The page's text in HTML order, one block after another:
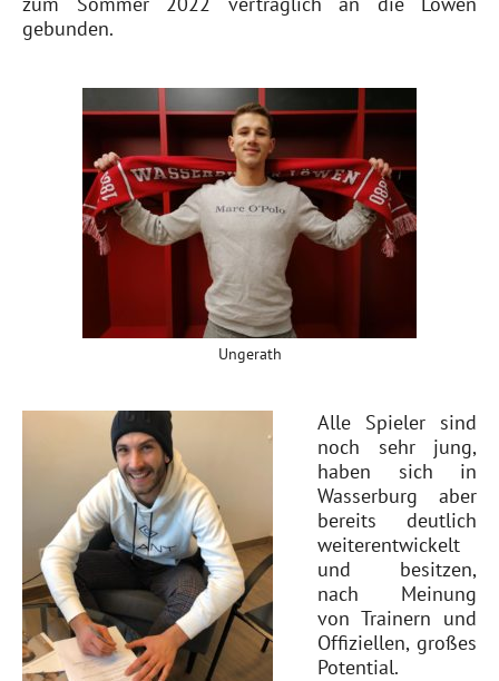
gebunden.
Ungerath
Alle Spieler sind
noch sehr jung,
haben sich in
Wasserburg aber
bereits deutlich
weiterentwickelt
und besitzen,
nach Meinung
von Trainern und
Offiziellen, großes
Potential.